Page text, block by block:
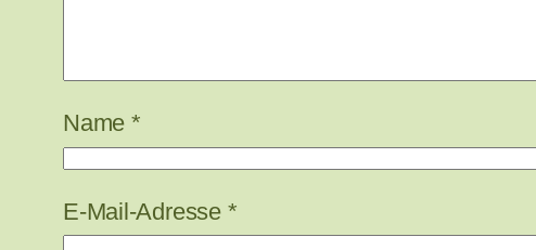
Name *
E-Mail-Adresse *